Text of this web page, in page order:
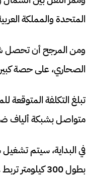
المتحدة والمملكة
ومن المرجح أن تحصل
الصحاري، على حصة
متواصل بشبكة ألياف
في البداية، سيتم
بطول 300 كيلومتر تربط عمان بميناء حيفا في إسرائيل.